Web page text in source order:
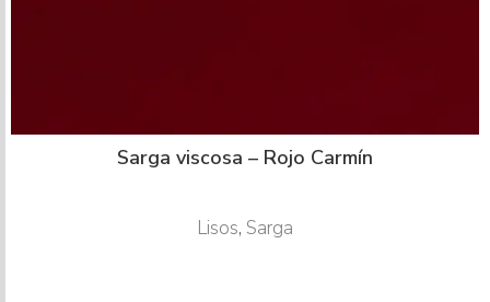
Sarga viscosa – Rojo Carmín
Lisos, Sarga